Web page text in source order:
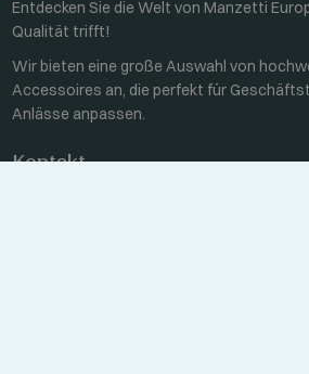
Entdecken Sie die Welt von Manzetti
Qualität trifft!
Wir bieten eine große Auswahl von
Accessoires an, die perfekt für
Anlässe anpassen.
Kontakt